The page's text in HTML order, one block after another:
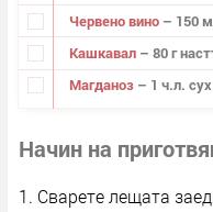
Червено вино – 150
Кашкавал – 80 г
Магданоз – 1 ч.л. сух
Начин на
1. Сварете лещата